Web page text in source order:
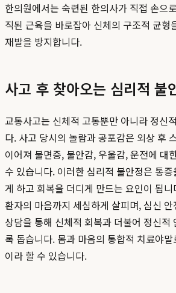
한의원에서는 숙련된 한의사가 직접 손으
직된 근육을 바로잡아 신체의 구조적 균형
재발을 방지합니다.
사고 후 찾아오는 심리적 불
교통사고는 신체적 고통뿐만 아니라 정신
다. 사고 당시의 놀람과 공포감은 외상 후
이어져 불면증, 불안감, 우울감, 운전에 대
수 있습니다. 이러한 심리적 불안정은 통
게 하고 회복을 더디게 만드는 요인이 됩니
환자의 마음까지 세심하게 살피며, 심신
상담을 통해 신체적 회복과 더불어 정신적
록 돕습니다. 몸과 마음의 통합적 치료야
이라 할 수 있습니다.